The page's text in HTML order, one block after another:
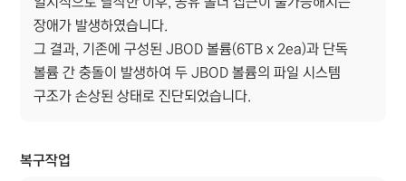
장애가 발생하였습니다.
그 결과, 기존에 구성된 JBOD 볼륨(6TB x 2ea)과 단독
볼륨 간 충돌이 발생하여 두 JBOD 볼륨의 파일 시스템
구조가 손상된 상태로 진단되었습니다.
복구작업